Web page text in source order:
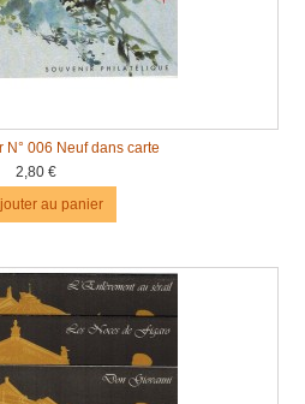
N° 006 Neuf dans carte
2,80 €
au panier